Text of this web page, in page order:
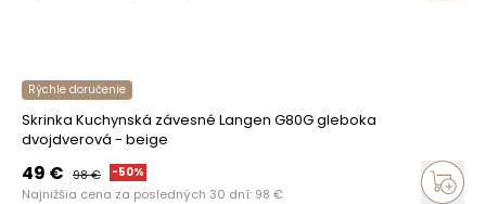
Rýchle doručenie
Skrinka Kuchynská závesné Langen G80G gleboka
dvojdverová - beige
49 € 98€ -50%
Najnižšia cena za posledných 30 dní: 98 €